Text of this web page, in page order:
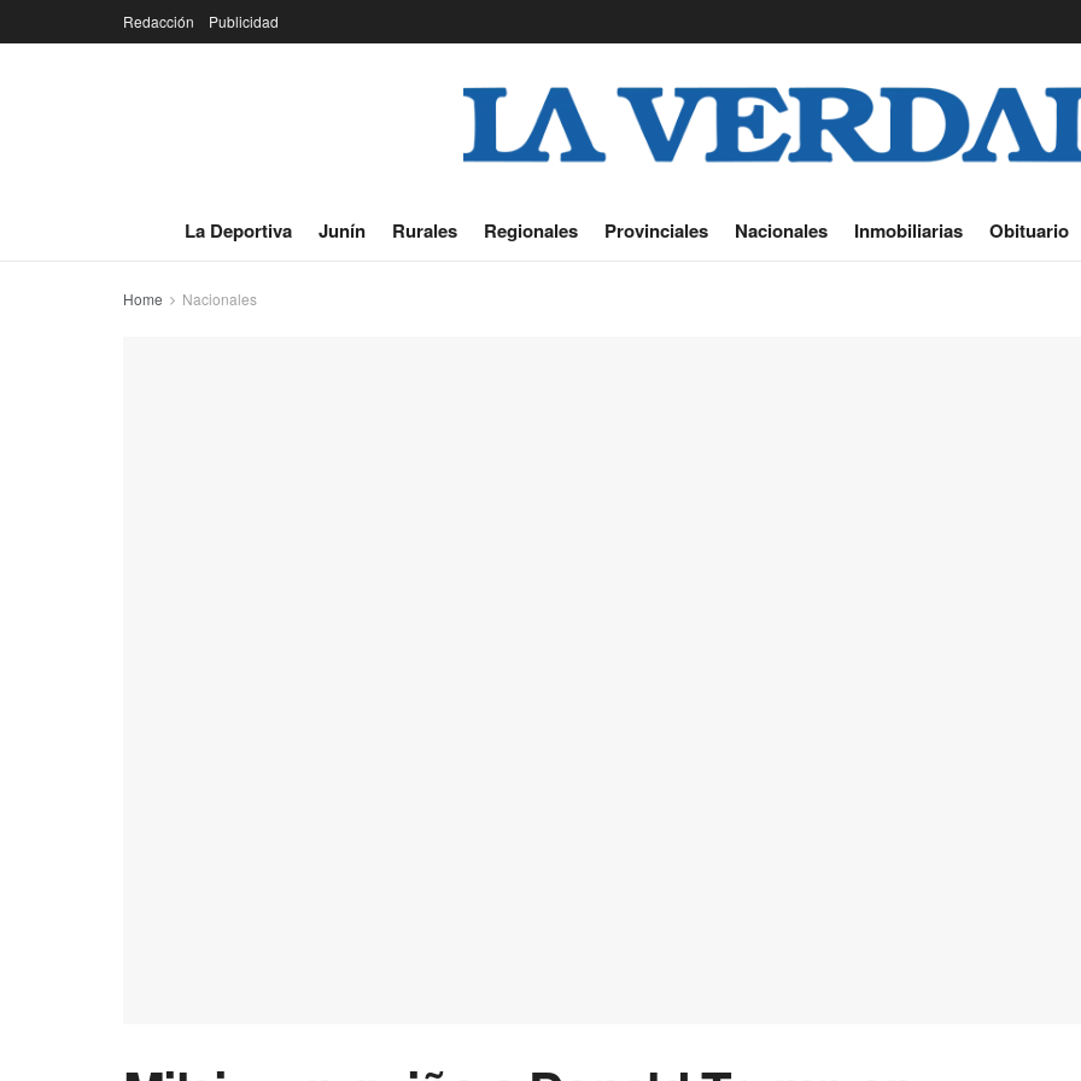
Redacción Publicidad
La Deportiva Junín Rurales Regionales Provinciales Nacionales Inmobiliarias Obituario
Home Nacionales